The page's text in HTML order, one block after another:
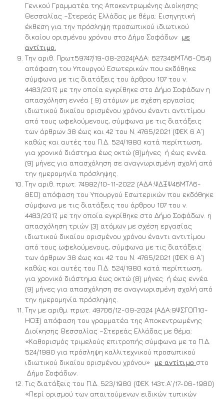
Γενικού Γραμματέα της Αποκεντρωμένης Διοίκησης
Θεσσαλίας –Στερεάς Ελλάδας με θέμα: Εισηγητική
έκθεση για την πρόσληψη προσωπικού ιδιωτικού
δικαίου ορισμένου χρόνου στο Δήμο Σοφάδων με
αντίτιμο.
Την αριθ. Πρωτ59747/19-08-2024(ΑΔΑ: 627346ΜΤΛ6-Ο54)
απόφαση του Υπουργού Εσωτερικών που εκδόθηκε
σύμφωνα με τις διατάξεις του άρθρου 107 του ν.
4483/2017, με την οποία εγκρίθηκε στο Δήμο Σοφάδων η
απασχόληση εννέα ( 9) ατόμων με σχέση εργασίας
ιδιωτικού δικαίου ορισμένου χρόνου έναντι αντιτίμου
από τους ωφελούμενους, σύμφωνα με τις διατάξεις
των άρθρων 38 έως και 42 του Ν. 4765/2021 (ΦΕΚ 6 Α΄)
καθώς και αυτές του Π.Δ. 524/1980 κατά περίπτωση,
για χρονικό διάστημα έως οκτώ (8)μήνες ή έως εννέα
(9) μήνες για απασχόληση σε αναγνωρισμένη σχολή από
την ημερομηνία πρόσληψης.
Την αριθ. πρωτ. 74982/10-11-2022 (ΑΔΑ:ΨΔΞΨ46ΜΤΛ6-
8ΕΟ) απόφαση του Υπουργού Εσωτερικών που εκδόθηκε
σύμφωνα με τις διατάξεις του άρθρου 107 του ν.
4483/2017, με την οποία εγκρίθηκε στο Δήμο Σοφάδων. η
απασχόληση τριών (3) ατόμων με σχέση εργασίας
ιδιωτικού δικαίου ορισμένου χρόνου έναντι αντιτίμου
από τους ωφελούμενους, σύμφωνα με τις διατάξεις
των άρθρων 38 έως και 42 του Ν. 4765/2021 (ΦΕΚ 6 Α΄)
καθώς και αυτές του Π.Δ. 524/1980 κατά περίπτωση,
για χρονικό διάστημα έως οκτώ (8) μήνες ή έως εννέα
(9) μήνες για απασχόληση σε αναγνωρισμένη σχολή από
την ημερομηνία πρόσληψης.
Την με αριθμ. πρωτ. 49706/12-09-2024 (ΑΔΑ:9ΨΣΓΟΠ10-
ΗΟΞ) απόφαση του γραμματέα της Αποκεντρωμένης
Διοίκησης Θεσσαλίας –Στερεάς Ελλάδας με θέμα:
«Καθορισμός τριμελούς επιτροπής σύμφωνα με το Π.Δ.
524/1980 για πρόσληψη καλλιτεχνικού προσωπικού
ιδιωτικού δικαίου ορισμένου χρόνου» με αντίτιμο στο
Δήμο Σοφάδων.
Τις διατάξεις του Π.Δ. 523/1980 (ΦΕΚ 143τ.Α΄/17-06-1980)
«Περί ορισμού των απαιτούμενων ειδικών τυπικών